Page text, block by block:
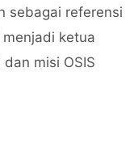
sebagai referensi
ketua
misi OSIS